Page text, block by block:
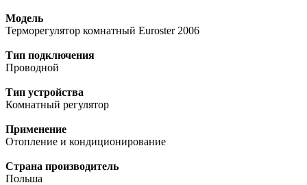
Модель
Терморегулятор комнатный Euroster 2006
Тип подключения
Проводной
Тип устройства
Комнатный регулятор
Применение
Отопление и кондиционирование
Страна производитель
Польша